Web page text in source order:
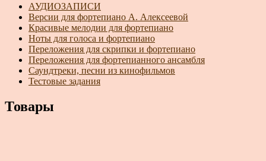
АУДИОЗАПИСИ
Версии для фортепиано А. Алексеевой
Красивые мелодии для фортепиано
Ноты для голоса и фортепиано
Переложения для скрипки и фортепиано
Переложения для фортепианного ансамбля
Саундтреки, песни из кинофильмов
Тестовые задания
Товары